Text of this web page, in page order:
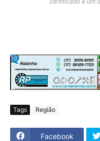
Tags Região
Facebook